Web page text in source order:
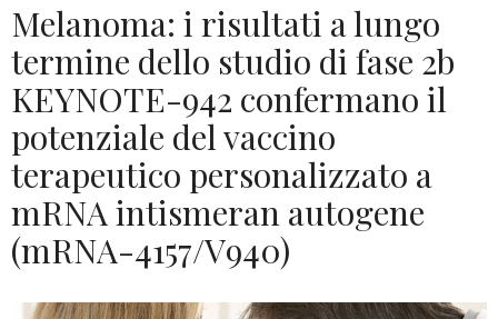
Melanoma: i risultati a lungo
termine dello studio di fase 2b
KEYNOTE-942 confermano il
potenziale del vaccino
terapeutico personalizzato a
mRNA intismeran autogene
(mRNA-4157/V940)